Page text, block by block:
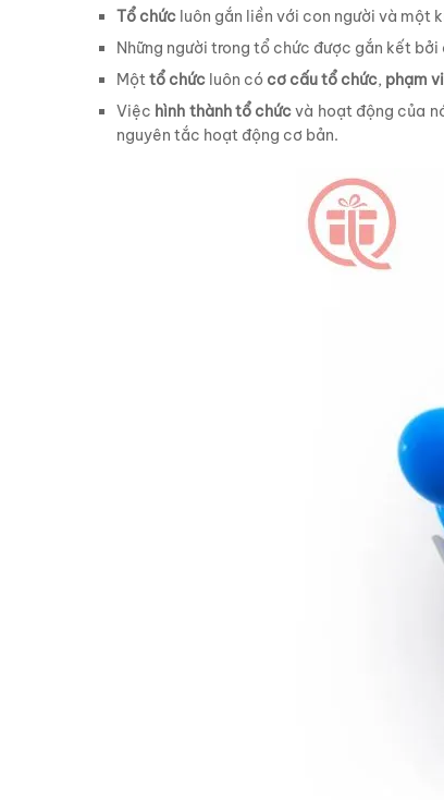
Tổ chức luôn gắn liền với con người và một
Những người trong tổ chức được gắn kết
Mộttổ chức luôn có cơ cấu tổ chức, phạm
Việc hình thành tổ chứcvà hoạt động của
nguyên tắc hoạt động cơ bản.